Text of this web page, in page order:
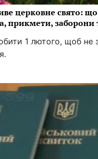
церковне свято:
прикмети, заборони
1 лютого, щоб не